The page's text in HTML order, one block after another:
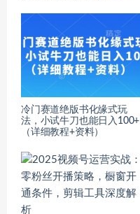
冷门赛道绝版书化缘式玩
法，小试牛刀也能日入100+
（详细教程+资料）